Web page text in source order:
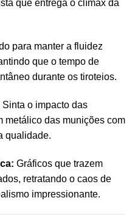
que entrega o clímax da
para manter a fluidez
que o tempo de
durante os tiroteios.
Sinta o impacto das
metálico das munições com
qualidade.
Gráficos que trazem
retratando o caos de
impressionante.